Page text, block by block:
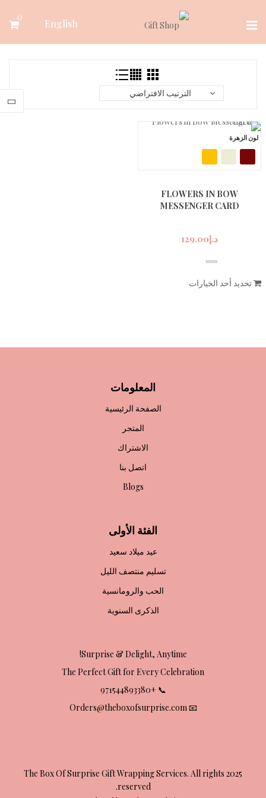
0
English
الترتيب الافتراضي
لون الزهرة
FLOWERS IN BOW
MESSENGER CARD
د.إ129.00
تحديد أحد الخيارات
المعلومات
الصفحة الرئيسية
المتجر
الاشتراك
اتصل بنا
Blogs
الفئة الأولى
عيد ميلاد سعيد
تسليم منتصف الليل
الحب والرومانسية
الذكرى السنوية
Surprise & Delight, Anytime!
The Perfect Gift for Every Celebration
📞 +971544893380
📧 Orders@theboxofsurprise.com
2025 The Box Of Surprise Gift Wrapping Services. All rights
reserved.